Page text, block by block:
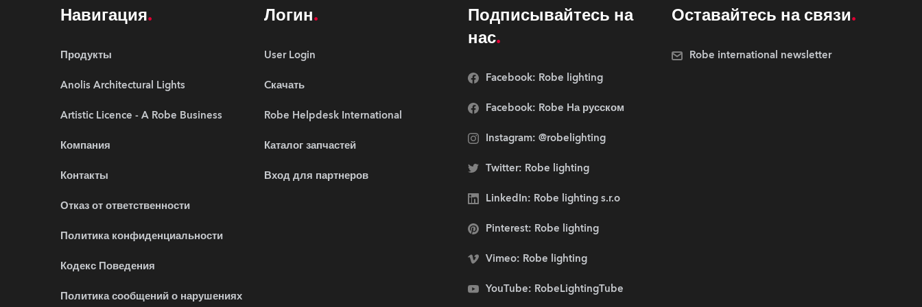
Навигация
Продукты
Anolis Architectural Lights
Artistic Licence - A Robe Business
Компания
Контакты
Отказ от ответственности
Политика конфиденциальности
Кодекс Поведения
Политика сообщений о нарушениях
Логин
User Login
Cкачать
Robe Helpdesk International
Каталог запчастей
Вход для партнеров
Подписывайтесь на
нас
Facebook: Robe lighting
Facebook: Robe Hа русском
Instagram: @robelighting
Twitter: Robe lighting
LinkedIn: Robe lighting s.r.o
Pinterest: Robe lighting
Vimeo: Robe lighting
YouTube: RobeLightingTube
Оставайтесь на связи
Robe international newsletter